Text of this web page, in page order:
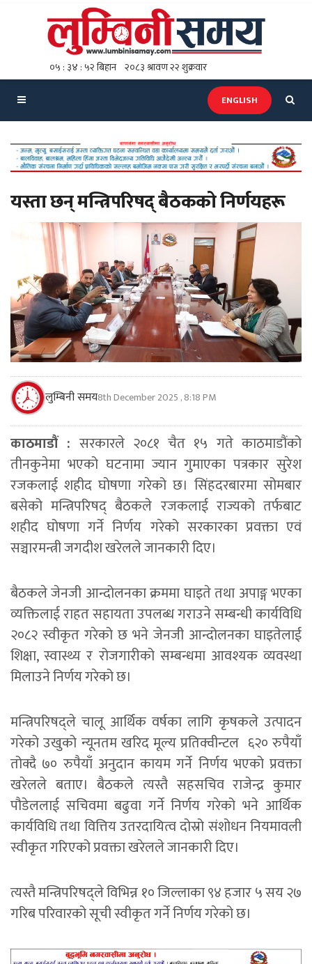
ENGLISH
यस्ता छन् मन्त्रिपरिषद् बैठकको निर्णयहरू
लुम्बिनी समय8th December 2025 , 8:18 PM
काठमाडौं : सरकारले २०८१ चैत १५ गते काठमाडौंको
तीनकुनेमा भएको घटनामा ज्यान गुमाएका पत्रकार सुरेश
रजकलाई शहीद घोषणा गरेको छ। सिंहदरबारमा सोमबार
बसेको मन्त्रिपरिषद् बैठकले रजकलाई राज्यको तर्फबाट
शहीद घोषणा गर्ने निर्णय गरेको सरकारका प्रवक्ता एवं
सञ्चारमन्त्री जगदीश खरेलले जानकारी दिए।
बैठकले जेनजी आन्दोलनका क्रममा घाइते तथा अपाङ्ग भएका
व्यक्तिलाई राहत सहायता उपलब्ध गराउने सम्बन्धी कार्यविधि
२०८२ स्वीकृत गरेको छ भने जेनजी आन्दोलनका घाइतेलाई
शिक्षा, स्वास्थ्य र रोजगारीको सम्बन्धमा आवश्यक व्यवस्था
मिलाउने निर्णय गरेको छ।
मन्त्रिपरिषद्ले चालू आर्थिक वर्षका लागि कृषकले उत्पादन
गरेको उखुको न्यूनतम खरिद मूल्य प्रतिक्वीन्टल ६२० रुपैयाँ
तोक्दै ७० रुपैयाँ अनुदान कायम गर्ने निर्णय भएको प्रवक्ता
खरेलले बताए। बैठकले त्यस्तै सहसचिव राजेन्द्र कुमार
पौडेललाई सचिवमा बढुवा गर्ने निर्णय गरेको भने आर्थिक
कार्यविधि तथा वित्तिय उतरदायित्व दोस्रो संशोधन नियमावली
स्वीकृत गरिएको प्रवक्ता खरेलले जानकारी दिए।
त्यस्तै मन्त्रिपरिषद्ले विभिन्न १० जिल्लाका ९४ हजार ५ सय २७
गरिब परिवारको सूची स्वीकृत गर्ने निर्णय गरेको छ।